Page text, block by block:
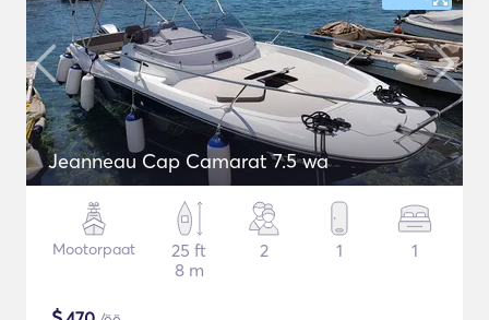
Jeanneau Cap Camarat 7.5 wa
Mootorpaat
25 ft
8 m
2 1 1